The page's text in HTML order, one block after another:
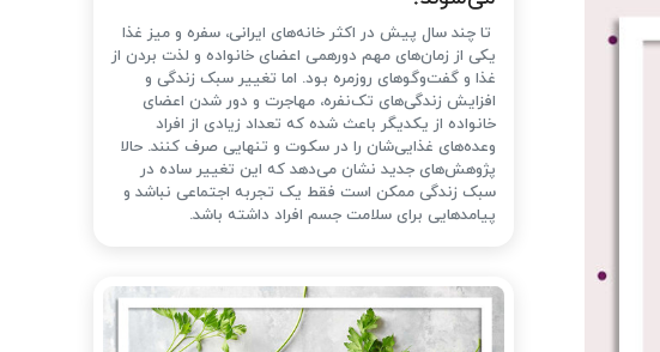
تا چند سال پیش در اکثر خانه‌های ایرانی، سفره و میز غذا
یکی از زمان‌های مهم دورهمی اعضای خانواده و لذت بردن از
غذا و گفت‌وگوهای روزمره بود. اما تغییر سبک زندگی و
افزایش زندگی‌های تک‌نفره، مهاجرت و دور شدن اعضای
خانواده از یکدیگر باعث شده که تعداد زیادی از افراد
وعده‌های غذایی‌شان را در سکوت و تنهایی صرف کنند. حالا
پژوهش‌های جدید نشان می‌دهد که این تغییر ساده در
سبک زندگی ممکن است فقط یک تجربه اجتماعی نباشد و
پیامدهایی برای سلامت جسم افراد داشته باشد.